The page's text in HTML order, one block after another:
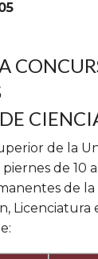
de la
de 10
de la